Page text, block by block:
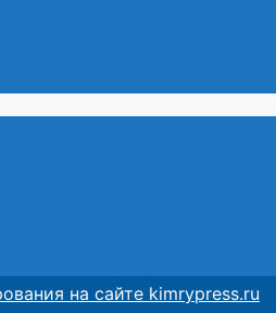
на сайте kimrypress.ru